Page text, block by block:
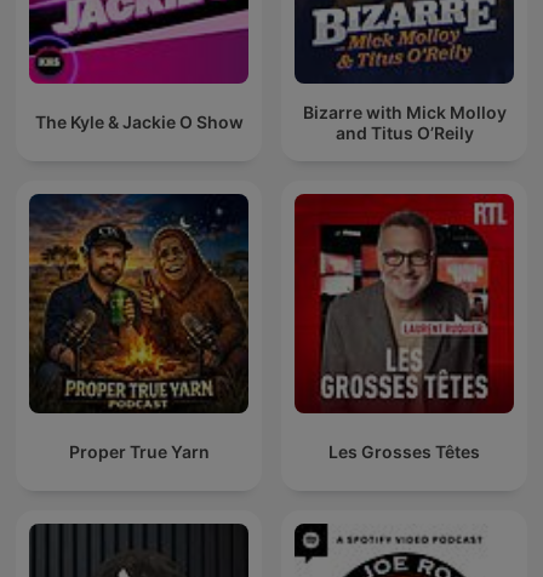
The Kyle & Jackie O Show
Bizarre with Mick Molloy
and Titus O’Reily
Proper True Yarn Les Grosses Têtes